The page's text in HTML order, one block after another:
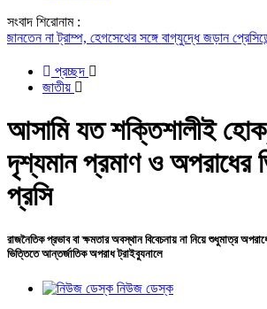
সংবাদ শিরোনাম :
ট্রাম্প, হেগসেথের সঙ্গে বাগ্‌যুদ্ধে জড়ান প্রেসিডেন্ট
প্রচ্ছদ
জাতীয়
আসামি যত শক্তিশালীই
দৃশ্যমান প্রমাণ ও অপরাধের
প্রসি
রাজনৈতিক প্রভাব বা ক্ষমতার অবস্থান বিবেচনায় না নিয়ে শুধুমাত্র
ভিত্তিতে আন্তর্জাতিক অপরাধ ট্রাইব্যুনালে
নিউজ ডেস্ক